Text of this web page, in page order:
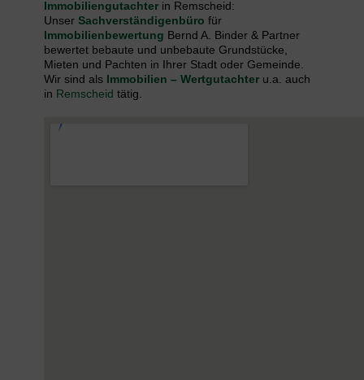
Immobiliengutachter in Remscheid:
Unser Sachverständigenbüro für
Immobilienbewertung Bernd A. Binder & Partner
bewertet bebaute und unbebaute Grundstücke,
Mieten und Pachten in Ihrer Stadt oder Gemeinde.
Wir sind als Immobilien – Wertgutachter u.a. auch
in Remscheid tätig.